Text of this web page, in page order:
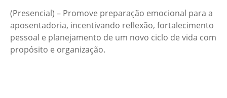
(Presencial) – Promove preparação emocional para a
aposentadoria, incentivando reflexão, fortalecimento
pessoal e planejamento de um novo ciclo de vida com
propósito e organização.